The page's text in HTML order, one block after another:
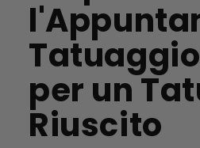
per un
Riuscito